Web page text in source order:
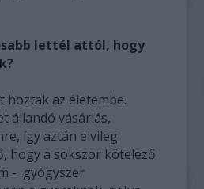
lettél attól, hogy
hoztak az életembe.
állandó vásárlás,
így aztán elvileg
hogy a sokszor kötelező
- gyógyszer